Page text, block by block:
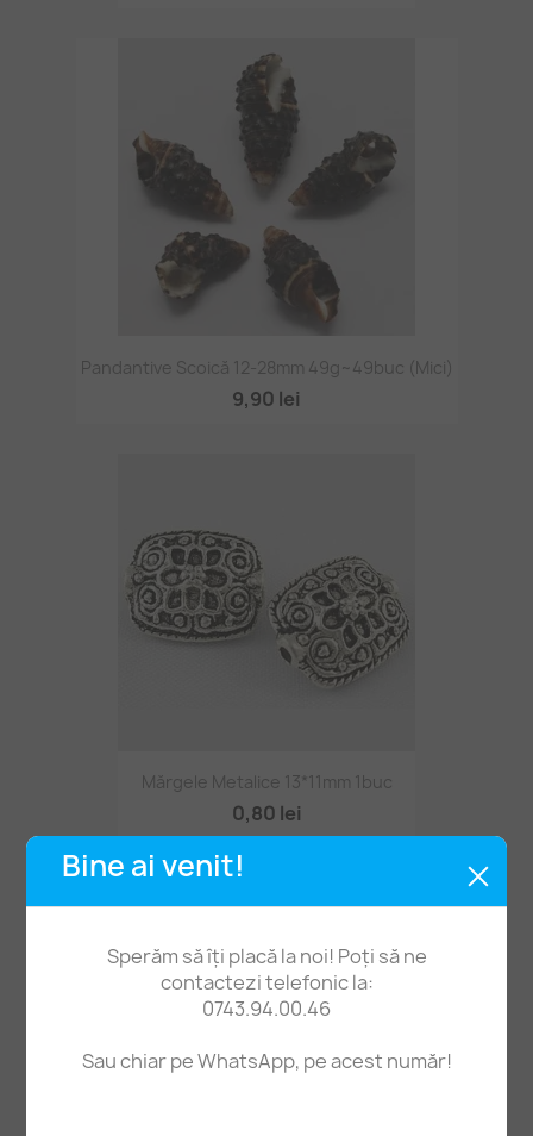
Bine ai venit!
Sperăm să îți placă la noi! Poți să ne
contactezi telefonic la:
0743.94.00.46
Sau chiar pe WhatsApp, pe acest număr!
Pandantive Scoică 12-28mm 49g~49buc (mici)
9,90 lei
Mărgele Metalice 13*11mm 1buc
0,80 lei